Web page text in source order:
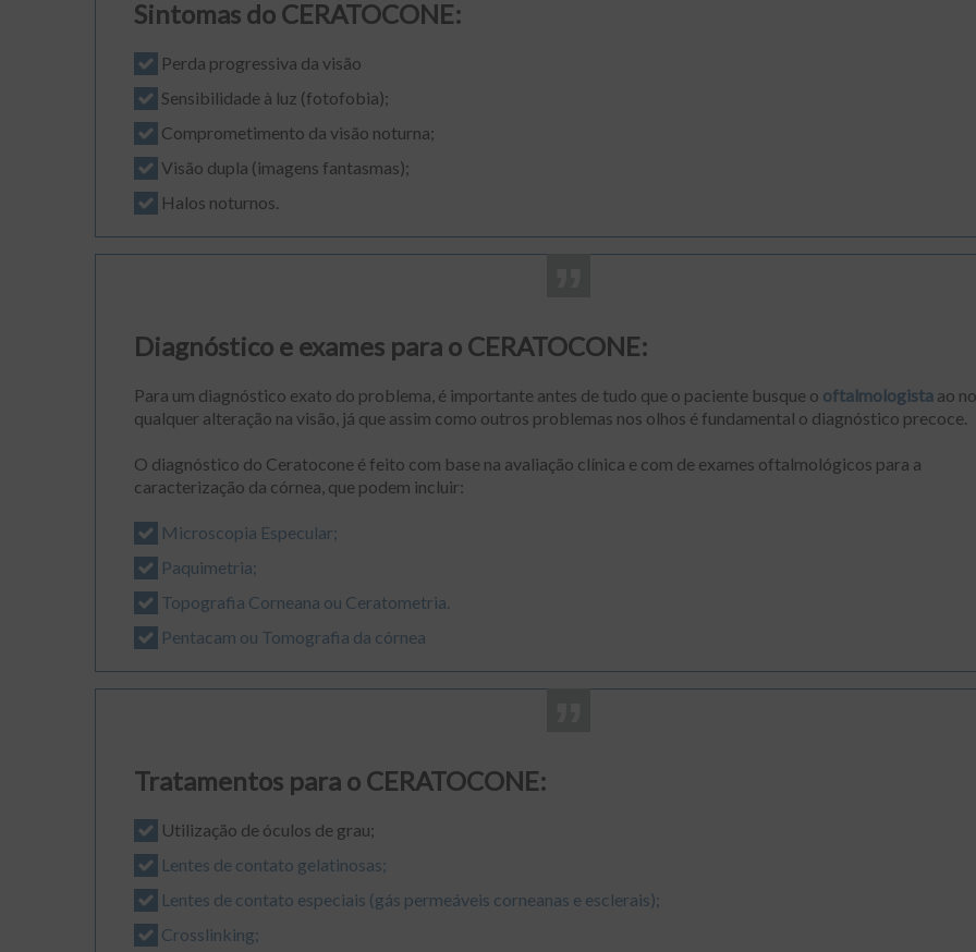
Sintomas do CERATOCONE:
Perda progressiva da visão
Sensibilidade à luz (fotofobia);
Comprometimento da visão noturna;
Visão dupla (imagens fantasmas);
Halos noturnos.
Diagnóstico e exames para o CERATOCONE:
Para um diagnóstico exato do problema, é importante antes de tudo que o paciente busque o oftalmologista ao
qualquer alteração na visão, já que assim como outros problemas nos olhos é fundamental o diagnóstico precoce.
O diagnóstico do Ceratocone é feito com base na avaliação clínica e com de exames oftalmológicos para a
caracterização da córnea, que podem incluir:
Microscopia Especular;
Paquimetria;
Topografia Corneana ou Ceratometria.
Pentacam ou Tomografia da córnea
Tratamentos para o CERATOCONE:
Utilização de óculos de grau;
Lentes de contato gelatinosas;
Lentes de contato especiais (gás permeáveis corneanas e esclerais);
Crosslinking;